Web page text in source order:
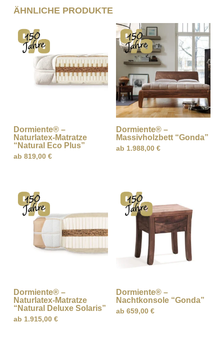
ÄHNLICHE PRODUKTE
Dormiente® –
Naturlatex-Matratze
“Natural Eco Plus”
ab819,00€
Dormiente® –
Massivholzbett “Gonda”
ab 1.988,00 €
Dormiente® –
Naturlatex-Matratze
“Natural Deluxe Solaris”
ab 1.915,00€
Dormiente® –
Nachtkonsole “Gonda”
ab 659,00 €